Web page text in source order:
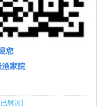
您
渔家院
解决]